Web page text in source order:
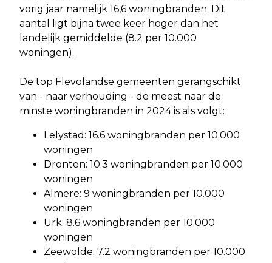
vorig jaar namelijk 16,6 woningbranden. Dit
aantal ligt bijna twee keer hoger dan het
landelijk gemiddelde (8.2 per 10.000
woningen).
De top Flevolandse gemeenten gerangschikt
van - naar verhouding - de meest naar de
minste woningbranden in 2024 is als volgt:
Lelystad: 16.6 woningbranden per 10.000
woningen
Dronten: 10.3 woningbranden per 10.000
woningen
Almere: 9 woningbranden per 10.000
woningen
Urk: 8.6 woningbranden per 10.000
woningen
Zeewolde: 7.2 woningbranden per 10.000